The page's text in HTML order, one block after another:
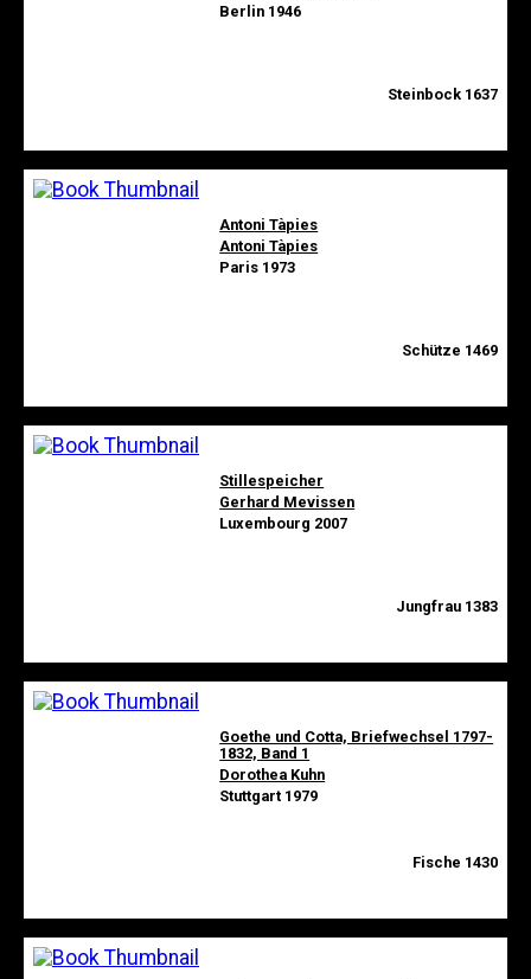
Berlin 1946
Steinbock 1637
Antoni Tàpies
Antoni Tàpies
Paris 1973
Schütze 1469
Stillespeicher
Gerhard Mevissen
Luxembourg 2007
Jungfrau 1383
Goethe und Cotta, Briefwechsel 1797-
1832, Band 1
Dorothea Kuhn
Stuttgart 1979
Fische 1430